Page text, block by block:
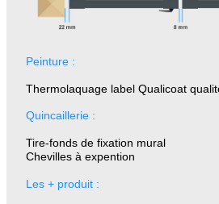
Peinture :
Thermolaquage label Qualicoat
Quincaillerie :
Tire-fonds de fixation mural
Chevilles à expention
Les + produit :